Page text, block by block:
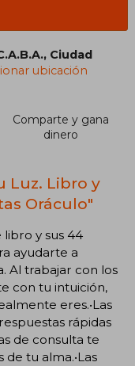
Ciudad
ubicación
Comparte y gana
dinero
Luz. Libro y
Oráculo"
libro y sus 44
ayudarte a
Al trabajar con los
con tu intuición,
eres.•Las
rápidas
de consulta te
tu alma.•Las